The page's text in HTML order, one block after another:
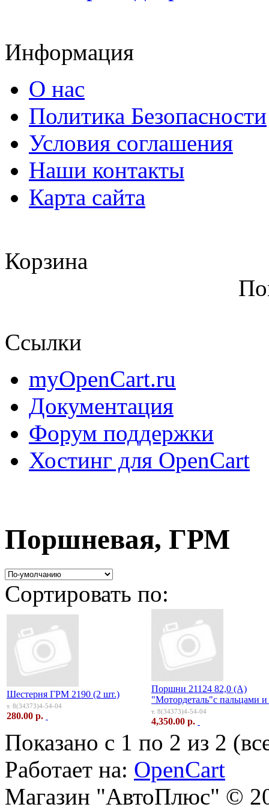
Информация
О нас
Политика Безопасности
Условия соглашения
Наши контакты
Карта сайта
Корзина
Ссылки
myOpenCart.ru
Документация
Форум поддержки
Хостинг для OpenCart
Поршневая, ГРМ
Сортировать по:
Шестерня ГРМ 2190 (2 шт.)
т. 8(34373)4-54-04
280.00 р.
Поршни 21124 82,0 (А)
"Мотордеталь"с пальцами и
т. 8(34373)4-54-04
4,350.00 р.
Показано с 1 по 2 из 2
Работает на: OpenCart
Магазин "АвтоПлюс" ©